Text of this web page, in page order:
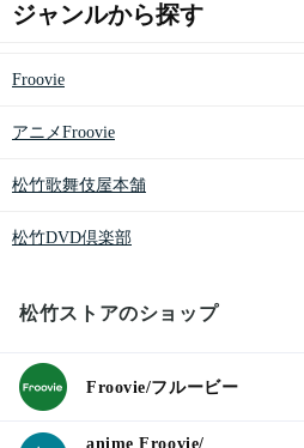
ジャンルから探す
Froovie
アニメFroovie
松竹歌舞伎屋本舗
松竹DVD倶楽部
松竹ストアのショップ
Froovie/フルービー
anime Froovie/